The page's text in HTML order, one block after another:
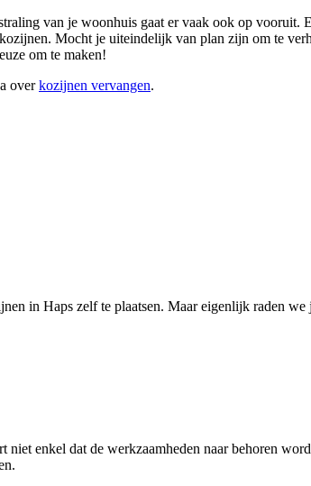
van je woonhuis gaat er vaak ook op vooruit.
Mocht je uiteindelijk van plan zijn om te
om te maken!
overkozijnen vervangen.
in Haps zelf te plaatsen. Maar eigenlijk raden
enkel dat de werkzaamheden naar behoren